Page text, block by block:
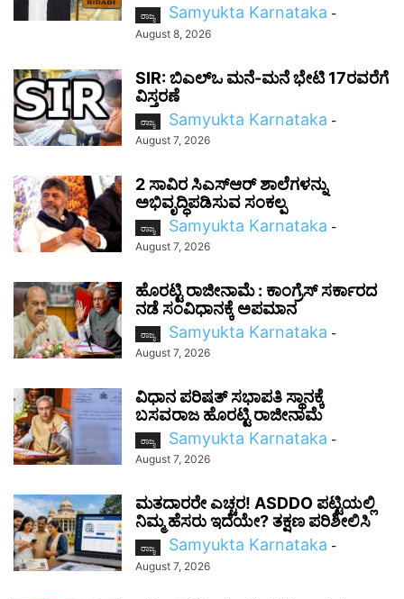
ರಾಜ್ಯ Samyukta Karnataka -
August 8, 2026
SIR: ಬಿಎಲ್ಒ ಮನೆ-ಮನೆ ಭೇಟಿ 17ರವರೆಗೆ
ವಿಸ್ತರಣೆ
ರಾಜ್ಯ Samyukta Karnataka -
August 7, 2026
2 ಸಾವಿರ ಸಿಎಸ್‌ಆರ್ ಶಾಲೆಗಳನ್ನು
ಅಭಿವೃದ್ಧಿಪಡಿಸುವ ಸಂಕಲ್ಪ
ರಾಜ್ಯ Samyukta Karnataka -
August 7, 2026
ಹೊರಟ್ಟಿ ರಾಜೀನಾಮೆ : ಕಾಂಗ್ರೆಸ್ ಸರ್ಕಾರದ
ನಡೆ ಸಂವಿಧಾನಕ್ಕೆ ಅಪಮಾನ
ರಾಜ್ಯ Samyukta Karnataka -
August 7, 2026
ವಿಧಾನ ಪರಿಷತ್ ಸಭಾಪತಿ ಸ್ಥಾನಕ್ಕೆ
ಬಸವರಾಜ ಹೊರಟ್ಟಿ ರಾಜೀನಾಮೆ
ರಾಜ್ಯ Samyukta Karnataka -
August 7, 2026
ಮತದಾರರೇ ಎಚ್ಚರ! ASDDO ಪಟ್ಟಿಯಲ್ಲಿ
ನಿಮ್ಮ ಹೆಸರು ಇದೆಯೇ? ತಕ್ಷಣ ಪರಿಶೀಲಿಸಿ
ರಾಜ್ಯ Samyukta Karnataka -
August 7, 2026